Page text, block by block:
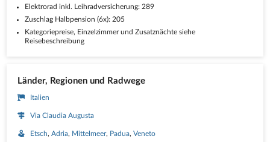
Elektrorad inkl. Leihradversicherung: 289
Zuschlag Halbpension (6x): 205
Kategoriepreise, Einzelzimmer und Zusatznächte siehe
Reisebeschreibung
Länder, Regionen und Radwege
Italien
Via Claudia Augusta
Etsch Adria Mittelmeer Padua Veneto